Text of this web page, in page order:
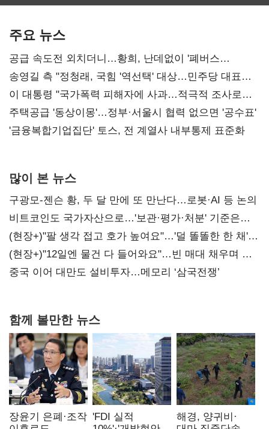
주요 뉴스
공급 속도전 외치더니…황희, 난데없이 '폐버스
리모델링' 제안
송영길 측 "정청래, 국힘 '역선택' 대상…민주당 대표로
총선 지휘 못해"
이 대통령 "국가폭력 피해자에 사과…적극적 조사로
진실 밝혀야"
주택공급 '동상이몽'…정부·서울시 협력 없으면 '공수표'
'금융복합기업집단' 토스, 전 계열사 내부통제 표준화
많이 본 뉴스
구광모-젠슨 황, 두 달 만에 또 만난다…로봇·AI 등 논의
비트코인도 국가자산으로…'보관·평가·처분' 기준은
숙제
(현장+)"팔 생각 접고 호가 높여요"…'덜 똘똘한 한 채'
20억 키맞추기
(현장+)"12일엔 물건 다 들어와요"…빈 매대 채우며 문
연 홈플러스
중국 이어 대만도 설비투자…메모리 ‘삼국전쟁’
함께 볼만한 뉴스
장윤기 은폐·조작 'FDI 실적
해경, 양귀비·